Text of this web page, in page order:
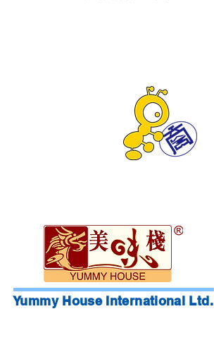
​Yummy House International Ltd.